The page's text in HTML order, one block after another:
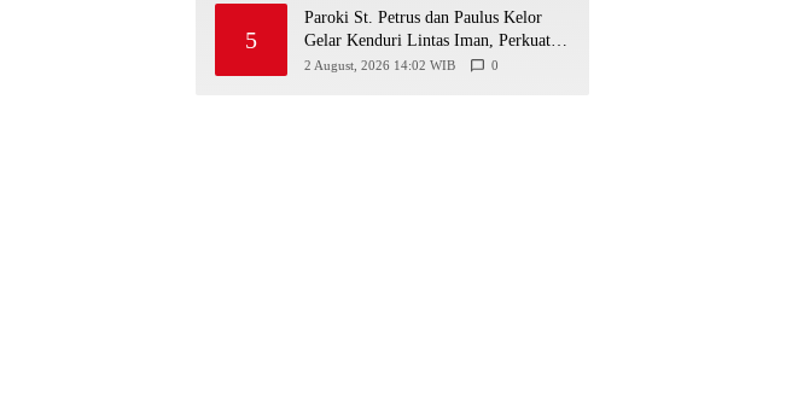
5
Paroki St. Petrus dan Paulus Kelor
Gelar Kenduri Lintas Iman, Perkuat
Kerukunan di Gunungkidul
2 August, 2026 14:02 WIB 0